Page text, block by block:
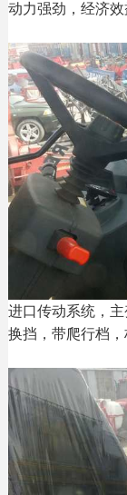
动力强劲，经济效
进口传动系统，
换挡，带爬行档，